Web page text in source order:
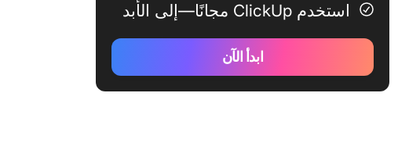
استخدم ClickUp مجانًا—إلى الأبد
ابدأ الآن